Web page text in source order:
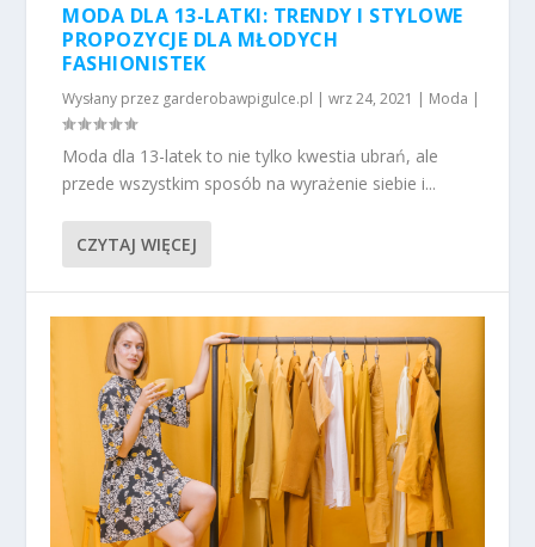
MODA DLA 13-LATKI: TRENDY I STYLOWE
PROPOZYCJE DLA MŁODYCH
FASHIONISTEK
Wysłany przez garderobawpigulce.pl |wrz 24, 2021 | Moda |
Moda dla 13-latek to nie tylko kwestia ubrań, ale
przede wszystkim sposób na wyrażenie siebie i...
CZYTAJ WIĘCEJ